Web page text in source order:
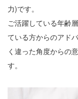
力)です。
ご活躍している年齢
ている方からのアド
く違った角度からの
す。